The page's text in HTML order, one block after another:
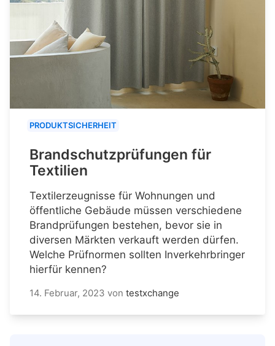
PRODUKTSICHERHEIT
Brandschutzprüfungen für
Textilien
Textilerzeugnisse für Wohnungen und
öffentliche Gebäude müssen verschiedene
Brandprüfungen bestehen, bevor sie in
diversen Märkten verkauft werden dürfen.
Welche Prüfnormen sollten Inverkehrbringer
hierfür kennen?
14. Februar, 2023 von testxchange